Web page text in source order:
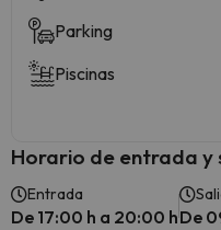
Parking
Piscinas
Horario de entrada y
Entrada
De 17:00 h a 20:00 hDe